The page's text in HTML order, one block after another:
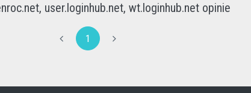
user.loginhub.net, wt.loginhub.net opinie
1